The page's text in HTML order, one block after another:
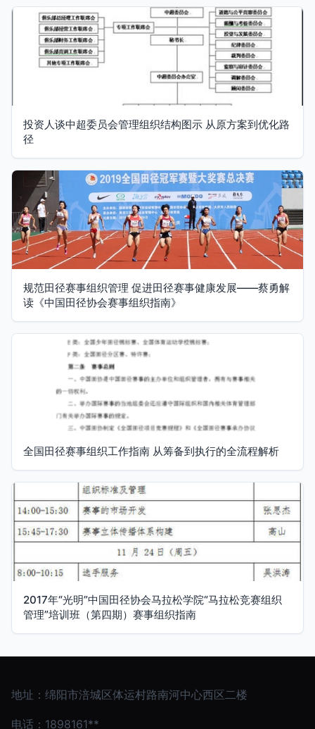
投资人谈中超委员会管理组织结构图示 从原方案到优化路
径
规范田径赛事组织管理 促进田径赛事健康发展——蔡勇解
读《中国田径协会赛事组织指南》
全国田径赛事组织工作指南 从筹备到执行的全流程解析
2017年“光明”中国田径协会马拉松学院“马拉松竞赛组织
管理”培训班（第四期）赛事组织指南
地址：绵阳市涪城区体运村路南河中心西区二楼
电话：1898161**